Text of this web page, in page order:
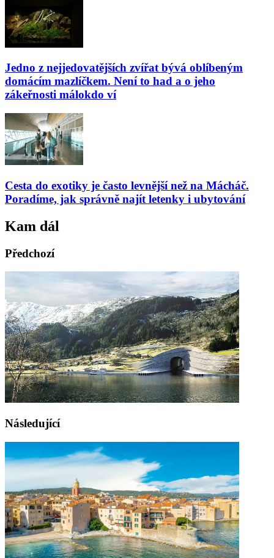
Jedno z nejjedovatějších zvířat bývá oblíbeným
domácím mazlíčkem. Není to had a o jeho
zákeřnosti málokdo ví
Cesta do exotiky je často levnější než na Mácháč.
Poradíme, jak správně najít letenky i ubytování
Kam dál
Předchozí
Následující